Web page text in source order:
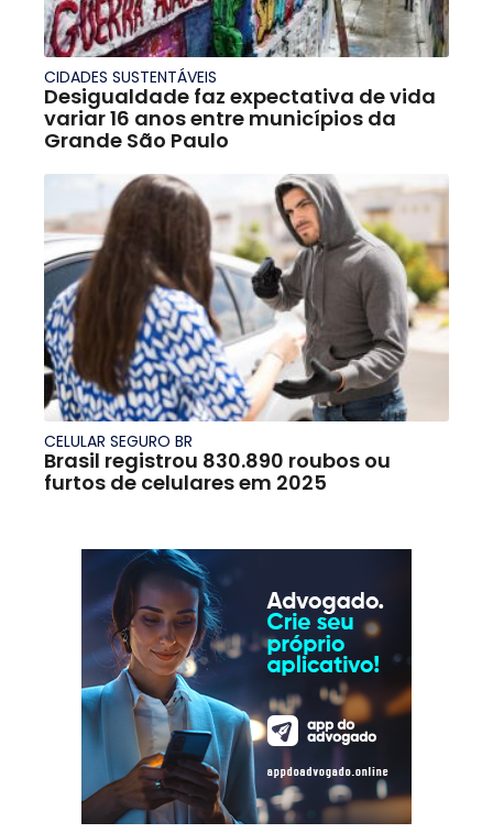
CIDADES SUSTENTÁVEIS
Desigualdade faz expectativa de vida
variar 16 anos entre municípios da
Grande São Paulo
CELULAR SEGURO BR
Brasil registrou 830.890 roubos ou
furtos de celulares em 2025